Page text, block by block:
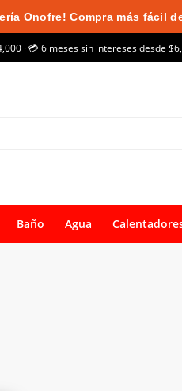
Onofre! Compra más fácil
· 💳 6 meses sin intereses desde
Baño Agua